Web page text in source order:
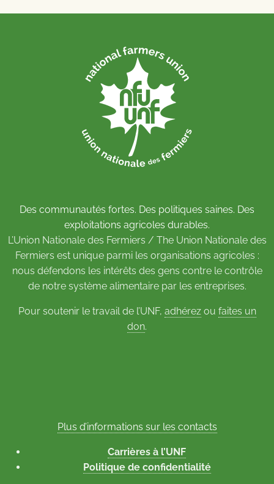
Des communautés fortes. Des politiques saines. Des
exploitations agricoles durables.
L’Union Nationale des Fermiers / The Union Nationale des
Fermiers est unique parmi les organisations agricoles :
nous défendons les intérêts des gens contre le contrôle
de notre système alimentaire par les entreprises.
Pour soutenir le travail de l’UNF, adhérezou faites un
don.
Plus d’informations sur les contacts
Carrières à l’UNF
Politique de confidentialité